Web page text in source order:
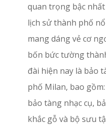
quan trọng bậc
lịch sử thành phố
mang dáng vẻ cơ
bốn bức tường
đài hiện nay là bảo
phố Milan, bao
bảo tàng nhạc cụ,
khắc gỗ và bộ sưu